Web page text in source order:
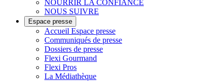
NOURRIR LA CONFIANCE
NOUS SUIVRE
Espace presse
Accueil Espace presse
Communiqués de presse
Dossiers de presse
Flexi Gourmand
Flexi Pros
La Médiathèque